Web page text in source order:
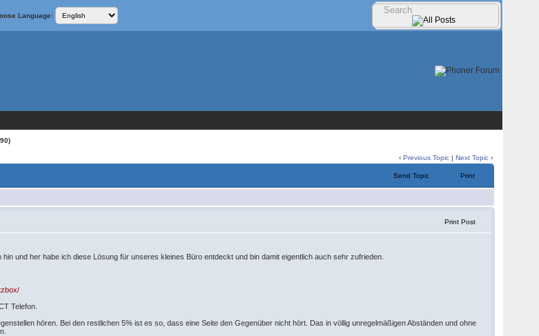
Language:
‹Previous Topic |Next Topic ›
Send Topic Print
Print Post
und her habe ich diese Lösung für unseres kleines Büro entdeckt und bin damit eigentlich auch sehr zufrieden.
Telefon.
hören. Bei den restlichen 5% ist es so, dass eine Seite den Gegenüber nicht hört. Das in völlig unregelmäßigen Abständen und ohne